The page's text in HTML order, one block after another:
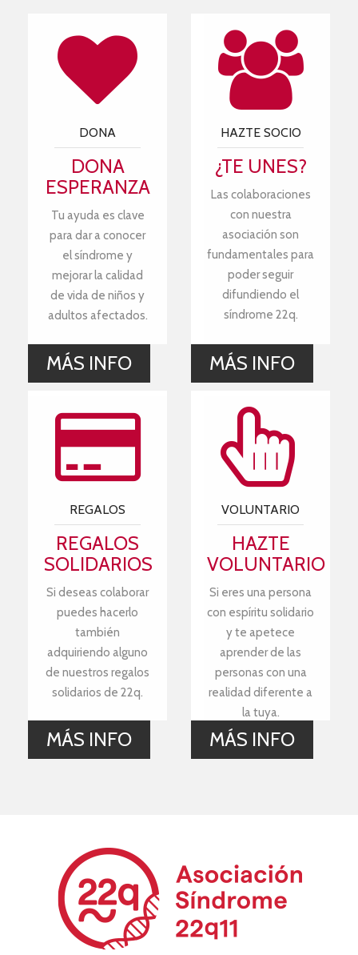
DONA
DONA
ESPERANZA
Tu ayuda es clave
para dar a conocer
el síndrome y
mejorar la calidad
de vida de niños y
adultos afectados.
MÁS INFO
HAZTE SOCIO
¿TE UNES?
Las colaboraciones
con nuestra
asociación son
fundamentales para
poder seguir
difundiendo el
síndrome 22q.
MÁS INFO
REGALOS
REGALOS
SOLIDARIOS
Si deseas colaborar
puedes hacerlo
también
adquiriendo alguno
de nuestros regalos
solidarios de 22q.
MÁS INFO
VOLUNTARIO
HAZTE
VOLUNTARIO
Si eres una persona
con espíritu solidario
y te apetece
aprender de las
personas con una
realidad diferente a
la tuya.
MÁS INFO